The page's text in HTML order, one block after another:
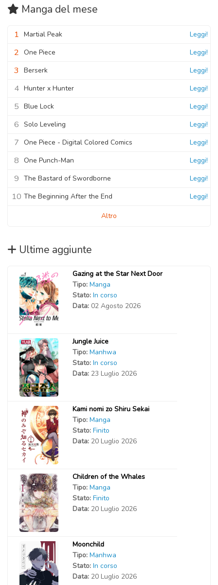
Manga del mese
1 Martial Peak Leggi!
2 One Piece Leggi!
3 Berserk Leggi!
4 Hunter x Hunter Leggi!
5 Blue Lock Leggi!
6 Solo Leveling Leggi!
7 One Piece - Digital Colored Comics Leggi!
8 One Punch-Man Leggi!
9 The Bastard of Swordborne Leggi!
10 The Beginning After the End Leggi!
Altro
Ultime aggiunte
Gazing at the Star Next Door
Tipo: Manga
Stato: In corso
Data: 02 Agosto 2026
Jungle Juice
Tipo: Manhwa
Stato: In corso
Data: 23 Luglio 2026
Kami nomi zo Shiru Sekai
Tipo: Manga
Stato: Finito
Data: 20 Luglio 2026
Children of the Whales
Tipo: Manga
Stato: Finito
Data: 20 Luglio 2026
Moonchild
Tipo: Manhwa
Stato: In corso
Data: 20 Luglio 2026